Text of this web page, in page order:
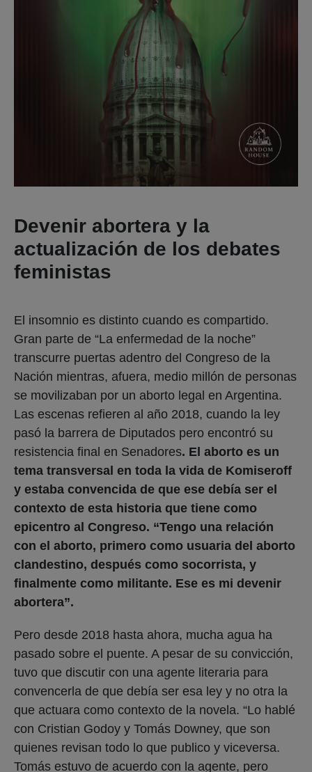
Devenir abortera y la
actualización de los debates
feministas
El insomnio es distinto cuando es compartido.
Gran parte de “La enfermedad de la noche”
transcurre puertas adentro del Congreso de la
Nación mientras, afuera, medio millón de personas
se movilizaban por un aborto legal en Argentina.
Las escenas refieren al año 2018, cuando la ley
pasó la barrera de Diputados pero encontró su
resistencia final en Senadores. El aborto es un
tema transversal en toda la vida de Komiseroff
y estaba convencida de que ese debía ser el
contexto de esta historia que tiene como
epicentro al Congreso. “Tengo una relación
con el aborto, primero como usuaria del aborto
clandestino, después como socorrista, y
finalmente como militante. Ese es mi devenir
abortera”.
Pero desde 2018 hasta ahora, mucha agua ha
pasado sobre el puente. A pesar de su convicción,
tuvo que discutir con una agente literaria para
convencerla de que debía ser esa ley y no otra la
que actuara como contexto de la novela. “Lo hablé
con Cristian Godoy y Tomás Downey, que son
quienes revisan todo lo que publico y viceversa.
Tomás estuvo de acuerdo con la agente, pero